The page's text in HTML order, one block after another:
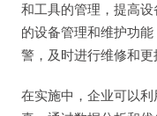
和工具的管理，提高
的设备管理和维护功
警，及时进行维修和更
在实施中，企业可以